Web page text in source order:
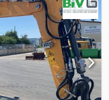
koruma sağlayan bom
LED+ Elite
kavrama için hidrolik
İçerisinde 2 adet derin
kepçesi
1705/58272 Teslimat
ülkesi: FR Daha fazla